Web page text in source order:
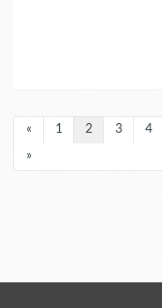
« 1 2 3 4
»